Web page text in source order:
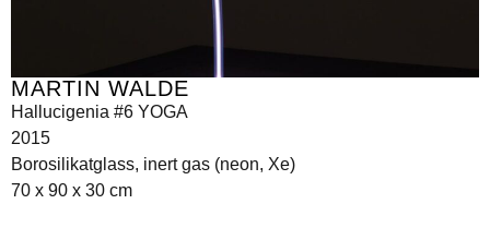
MARTIN WALDE
Hallucigenia #6 YOGA
2015
Borosilikatglass, inert gas (neon, Xe)
70 x 90 x 30 cm